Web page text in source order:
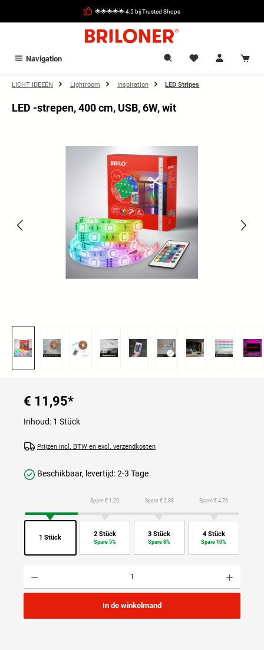
🌟🌟🌟🌟🌟 4,5 bij Trusted Shops
Navigation
LICHT IDEEËN Lightroom Inspiration LED Stripes
LED -strepen, 400 cm, USB, 6W, wit
€ 11,95*
Inhoud: 1 Stück
Prijzen incl. BTW en excl. verzendkosten
Beschikbaar, levertijd: 2-3 Tage
1 Stück
Spare € 1,20
2 Stück
Spare 5%
Spare € 2,88
3 Stück
Spare 8%
Spare € 4,76
4 Stück
Spare 10%
In de winkelmand